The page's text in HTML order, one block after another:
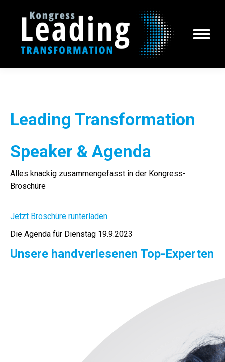
Leading Transformation
Speaker & Agenda
Alles knackig zusammengefasst in der Kongress-
Broschüre
Jetzt Broschüre runterladen
Die Agenda für Dienstag 19.9.2023
Unsere handverlesenen Top-Experten​